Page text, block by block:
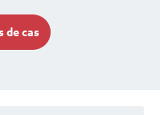
de cas